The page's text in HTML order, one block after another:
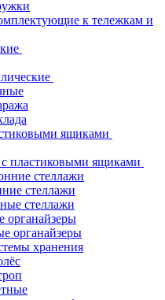
к тележкам и
ящиками
пластиковыми ящиками
стеллажи
стеллажи
стеллажи
органайзеры
органайзеры
хранения